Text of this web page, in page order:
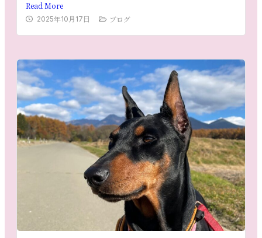
Read More
2025年10月17日 ブログ